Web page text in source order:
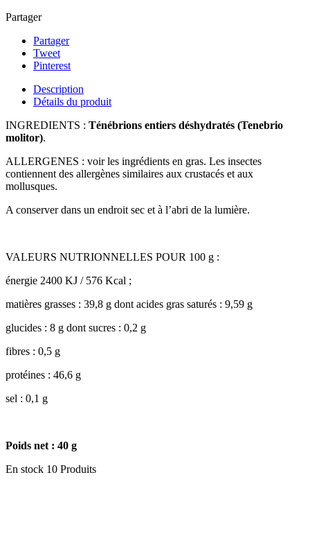
Partager
Partager
Tweet
Pinterest
Description
Détails du produit
INGREDIENTS : Ténébrions entiers déshydratés (Tenebrio
molitor).
ALLERGENES : voir les ingrédients en gras. Les insectes
contiennent des allergènes similaires aux crustacés et aux
mollusques.
A conserver dans un endroit sec et à l’abri de la lumière.
VALEURS NUTRIONNELLES POUR 100 g :
énergie 2400 KJ / 576 Kcal ;
matières grasses : 39,8 g dont acides gras saturés : 9,59 g
glucides : 8 g dont sucres : 0,2 g
fibres : 0,5 g
protéines : 46,6 g
sel : 0,1 g
Poids net : 40 g
En stock 10 Produits